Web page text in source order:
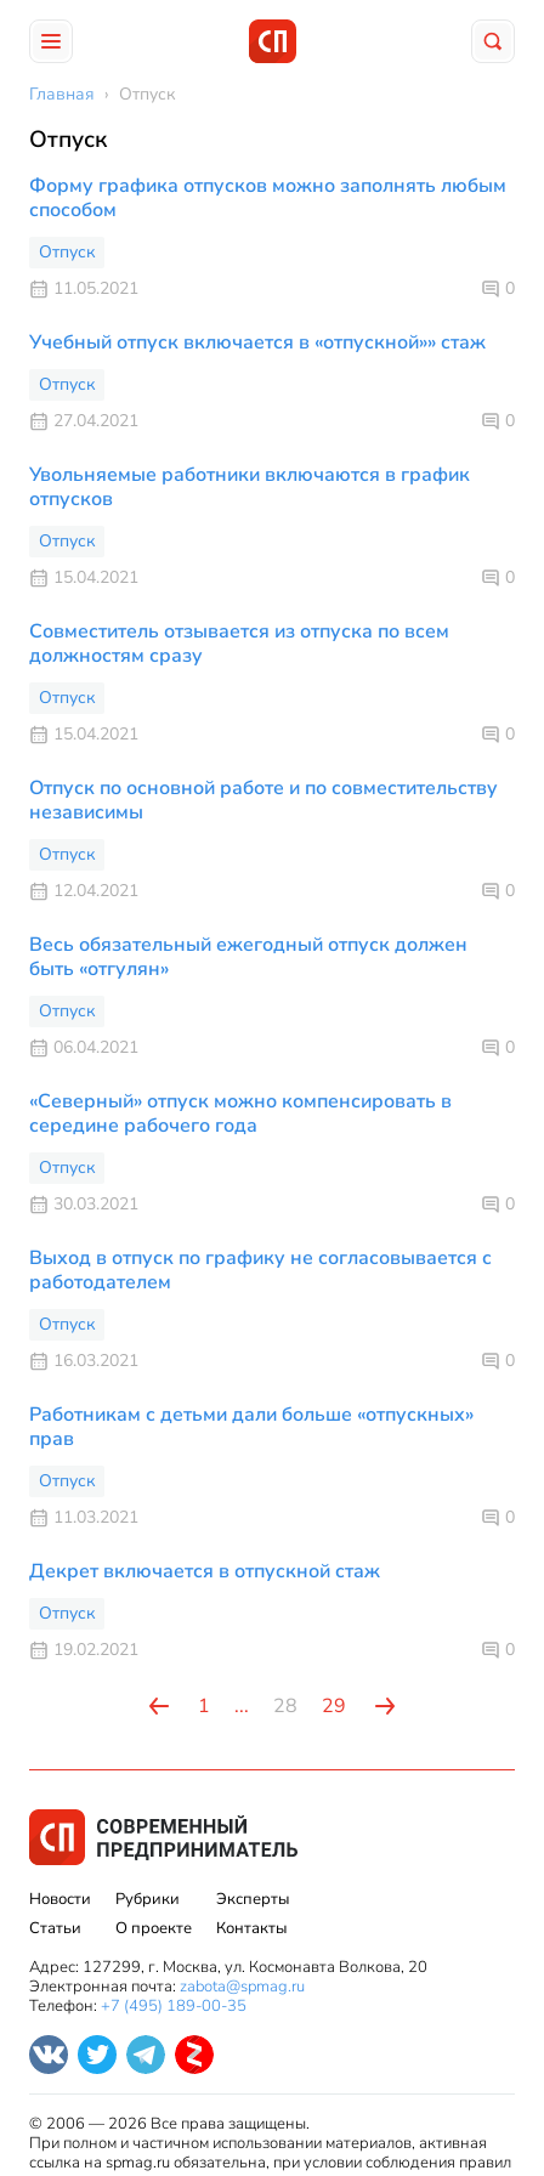
Главная › Отпуск
Отпуск
Форму графика отпусков можно заполнять любым
способом
Отпуск
11.05.2021
0
Учебный отпуск включается в «отпускной»» стаж
Отпуск
27.04.2021
0
Увольняемые работники включаются в график
отпусков
Отпуск
15.04.2021
0
Совместитель отзывается из отпуска по всем
должностям сразу
Отпуск
15.04.2021
0
Отпуск по основной работе и по совместительству
независимы
Отпуск
12.04.2021
0
Весь обязательный ежегодный отпуск должен
быть «отгулян»
Отпуск
06.04.2021
0
«Северный» отпуск можно компенсировать в
середине рабочего года
Отпуск
30.03.2021
0
Выход в отпуск по графику не согласовывается с
работодателем
Отпуск
16.03.2021
0
Работникам с детьми дали больше «отпускных»
прав
Отпуск
11.03.2021
0
Декрет включается в отпускной стаж
Отпуск
19.02.2021
0
1 ... 28 29
Новости
Статьи
Рубрики
О проекте
Эксперты
Контакты
Адрес: 127299, г. Москва, ул. Космонавта Волкова, 20
Электронная почта: zabota@spmag.ru
Телефон: +7 (495) 189-00-35
© 2006 — 2026 Все права защищены.
При полном и частичном использовании материалов, активная
ссылка на spmag.ru обязательна, при условии соблюдения правил